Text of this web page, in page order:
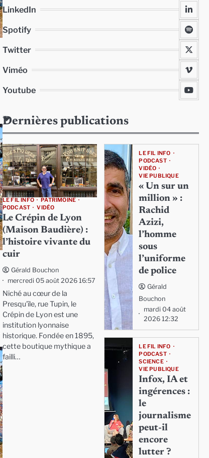
LinkedIn
Spotify
Twitter
Viméo
Youtube
Dernières publications
LE FIL INFO
PATRIMOINE
PODCAST
VIDÉO
Le Crépin de Lyon
(Maison Baudière) :
l’histoire vivante du
cuir
Gérald Bouchon
mercredi 05 août 2026 16:57
Niché au cœur de la
Presqu'île, rue Tupin, le
Crépin de Lyon est une
institution lyonnaise
historique. Fondée en 1895,
cette boutique mythique a
failli…
LE FIL INFO
PODCAST
VIDÉO
VIE PUBLIQUE
« Un sur un
million » :
Rachid
Azizi,
l’homme
sous
l’uniforme
de police
Gérald
Bouchon
mardi 04 août
2026 12:32
LE FIL INFO
PODCAST
SCIENCE
VIE PUBLIQUE
Infox, IA et
ingérences :
le
journalisme
peut-il
encore
lutter ?